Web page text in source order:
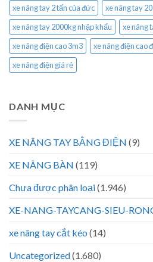
xe nâng tay 2 tấn của đức
xe nâng tay
xe nâng tay 2000kg nhập khẩu
xe nâng
xe nâng điện cao 3m3
xe nâng điện cao
xe nâng điện giá rẻ
DANH MỤC
XE NÂNG TAY BẰNG ĐIỆN (9)
XE NÂNG BÀN (119)
Chưa được phân loại(1.946)
XE-NANG-TAYCANG-SIEU-
xe nâng tay cắt kéo (14)
Uncategorized(1.680)